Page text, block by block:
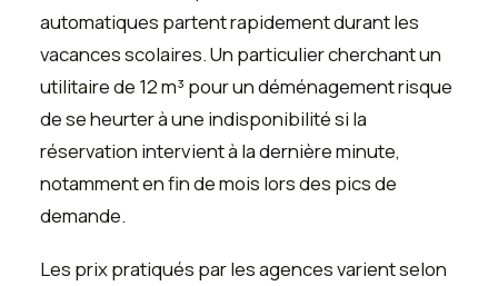
automatiques partent rapidement durant les
vacances scolaires. Un particulier cherchant un
utilitaire de 12 m³ pour un déménagement risque
de se heurter à une indisponibilité si la
réservation intervient à la dernière minute,
notamment en fin de mois lors des pics de
demande.
Les prix pratiqués par les agences varient selon